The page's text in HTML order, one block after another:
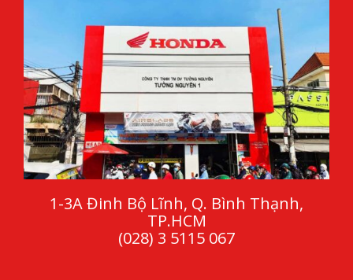
1-3A Đinh Bộ Lĩnh, Q. Bình Thạnh,
TP.HCM
(028) 3 5115 067